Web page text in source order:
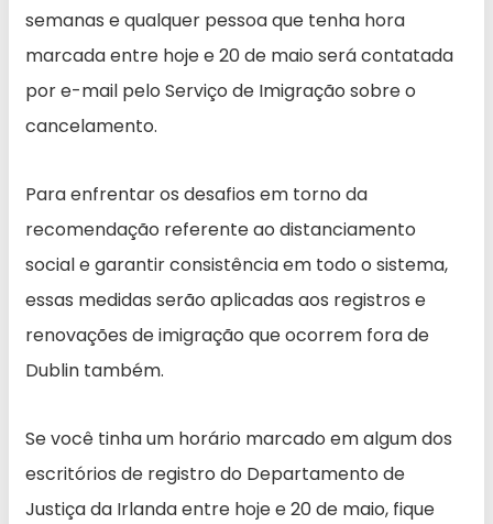
semanas e qualquer pessoa que tenha hora
marcada entre hoje e 20 de maio será contatada
por e-mail pelo Serviço de Imigração sobre o
cancelamento.
Para enfrentar os desafios em torno da
recomendação referente ao distanciamento
social e garantir consistência em todo o sistema,
essas medidas serão aplicadas aos registros e
renovações de imigração que ocorrem fora de
Dublin também.
Se você tinha um horário marcado em algum dos
escritórios de registro do Departamento de
Justiça da Irlanda entre hoje e 20 de maio, fique